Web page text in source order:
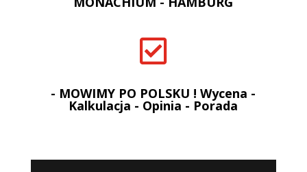

- MOWIMY PO POLSKU ! Wycena -
Kalkulacja - Opinia - Porada